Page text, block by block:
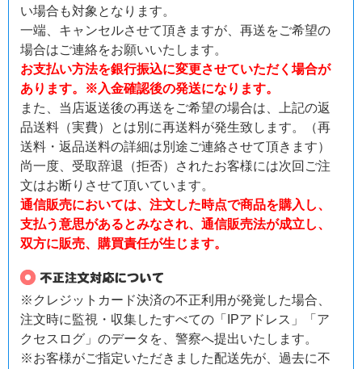
い場合も対象となります。
一端、キャンセルさせて頂きますが、再送をご希望の
場合はご連絡をお願いいたします。
お支払い方法を銀行振込に変更させていただく場合が
あります。※入金確認後の発送になります。
また、当店返送後の再送をご希望の場合は、上記の返
品送料（実費）とは別に再送料が発生致します。（再
送料・返品送料の詳細は別途ご連絡させて頂きます）
尚一度、受取辞退（拒否）されたお客様には次回ご注
文はお断りさせて頂いています。
通信販売においては、注文した時点で商品を購入し、
支払う意思があるとみなされ、通信販売法が成立し、
双方に販売、購買責任が生じます。
※クレジットカード決済の不正利用が発覚した場合、
注文時に監視・収集したすべての「IPアドレス」「ア
クセスログ」のデータを、警察へ提出いたします。
※お客様がご指定いただきました配送先が、過去に不